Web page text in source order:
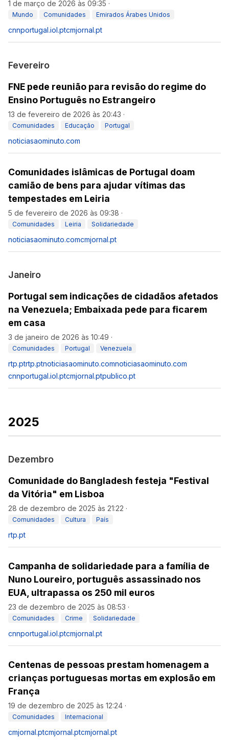
1 de março de 2026 às 09:35 ·
Mundo Comunidades Emirados Árabes Unidos
cnnportugal.iol.ptcmjornal.pt
Fevereiro
FNE pede reunião para revisão do regime do
Ensino Português no Estrangeiro
13 de fevereiro de 2026 às 20:43 ·
Comunidades Educação Portugal
noticiasaominuto.com
Comunidades islâmicas de Portugal doam
camião de bens para ajudar vítimas das
tempestades em Leiria
5 de fevereiro de 2026 às 09:38 ·
Comunidades Leiria Solidariedade
noticiasaominuto.comcmjornal.pt
Janeiro
Portugal sem indicações de cidadãos afetados
na Venezuela; Embaixada pede para ficarem
em casa
3 de janeiro de 2026 às 10:49 ·
Comunidades Portugal Venezuela
rtp.ptrtp.ptnoticiasaominuto.comnoticiasaominuto.com
cnnportugal.iol.ptcmjornal.ptpublico.pt
2025
Dezembro
Comunidade do Bangladesh festeja "Festival
da Vitória" em Lisboa
28 de dezembro de 2025 às 21:22 ·
Comunidades Cultura País
rtp.pt
Campanha de solidariedade para a família de
Nuno Loureiro, português assassinado nos
EUA, ultrapassa os 250 mil euros
23 de dezembro de 2025 às 08:53 ·
Comunidades Crime Solidariedade
cnnportugal.iol.ptcmjornal.pt
Centenas de pessoas prestam homenagem a
crianças portuguesas mortas em explosão em
França
19 de dezembro de 2025 às 12:24 ·
Comunidades Internacional
cmjornal.ptcmjornal.ptcmjornal.pt